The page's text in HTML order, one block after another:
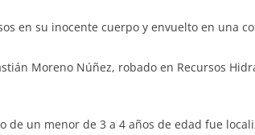
en su inocente cuerpo y envuelto en una
Moreno Núñez, robado en Recursos
de un menor de 3 a 4 años de edad fue